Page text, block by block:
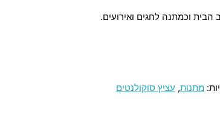
הבית וכמתנה לחגים ואירועים.
מתנות, עציץ סוקולנטים